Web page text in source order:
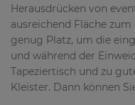
Herausdrücken von
ausreichend Fläche
genug Platz, um die
und während der
Tapeziertisch und zu
Kleister. Dann können